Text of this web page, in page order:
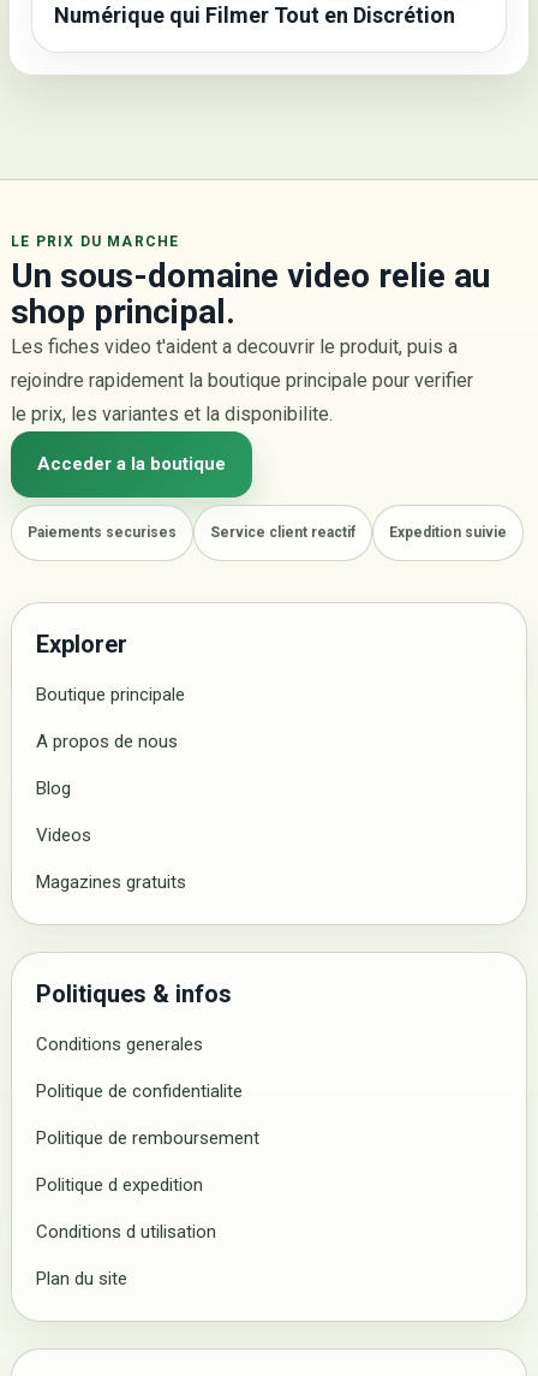
Numérique qui Filmer Tout en Discrétion
LE PRIX DU MARCHE
Un sous-domaine video relie au
shop principal.
Les fiches video t'aident a decouvrir le produit, puis a
rejoindre rapidement la boutique principale pour verifier
le prix, les variantes et la disponibilite.
Acceder a la boutique
Paiements securises Service client reactif Expedition suivie
Explorer
Boutique principale
A propos de nous
Blog
Videos
Magazines gratuits
Politiques & infos
Conditions generales
Politique de confidentialite
Politique de remboursement
Politique d expedition
Conditions d utilisation
Plan du site